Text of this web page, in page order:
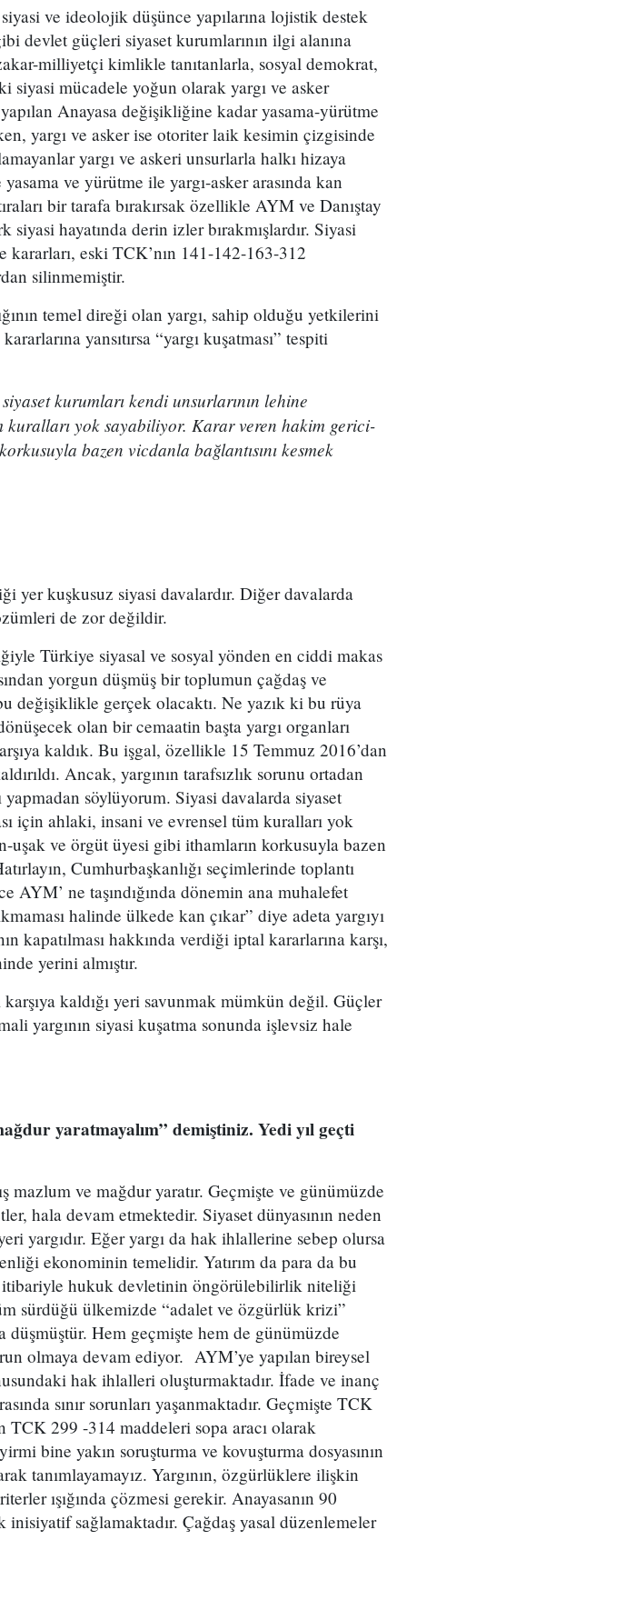
ve ideolojik düşünce yapılarına lojistik destek
devlet güçleri siyaset kurumlarının ilgi alanına
milliyetçi kimlikle tanıtanlarla, sosyal demokrat,
siyasi mücadele yoğun olarak yargı ve asker
Anayasa değişikliğine kadar yasama-yürütme
yargı ve asker ise otoriter laik kesimin çizgisinde
yargı ve askeri unsurlarla halkı hizaya
ve yürütme ile yargı-asker arasında kan
bir tarafa bırakırsak özellikle AYM ve Danıştay
hayatında derin izler bırakmışlardır. Siyasi
eski TCK’nın 141-142-163-312
silinmemiştir.
temel direği olan yargı, sahip olduğu yetkilerini
yansıtırsa “yargı kuşatması” tespiti
kurumları kendi unsurlarının lehine
kuralları yok sayabiliyor. Karar veren hakim gerici-
bazen vicdanla bağlantısını kesmek
yer kuşkusuz siyasi davalardır. Diğer davalarda
de zor değildir.
Türkiye siyasal ve sosyal yönden en ciddi makas
yorgun düşmüş bir toplumun çağdaş ve
değişiklikle gerçek olacaktı. Ne yazık ki bu rüya
olan bir cemaatin başta yargı organları
kaldık. Bu işgal, özellikle 15 Temmuz 2016’dan
Ancak, yargının tarafsızlık sorunu ortadan
söylüyorum. Siyasi davalarda siyaset
için ahlaki, insani ve evrensel tüm kuralları yok
ve örgüt üyesi gibi ithamların korkusuyla bazen
Cumhurbaşkanlığı seçimlerinde toplantı
AYM’ ne taşındığında dönemin ana muhalefet
halinde ülkede kan çıkar” diye adeta yargıyı
kapatılması hakkında verdiği iptal kararlarına karşı,
yerini almıştır.
kaldığı yeri savunmak mümkün değil. Güçler
yargının siyasi kuşatma sonunda işlevsiz hale
yaratmayalım” demiştiniz. Yedi yıl geçti
ve mağdur yaratır. Geçmişte ve günümüzde
hala devam etmektedir. Siyaset dünyasının neden
yargıdır. Eğer yargı da hak ihlallerine sebep olursa
ekonominin temelidir. Yatırım da para da bu
hukuk devletinin öngörülebilirlik niteliği
sürdüğü ülkemizde “adalet ve özgürlük krizi”
Hem geçmişte hem de günümüzde
olmaya devam ediyor. AYM’ye yapılan bireysel
hak ihlalleri oluşturmaktadır. İfade ve inanç
sınır sorunları yaşanmaktadır. Geçmişte TCK
TCK 299 -314 maddeleri sopa aracı olarak
bine yakın soruşturma ve kovuşturma dosyasının
tanımlayamayız. Yargının, özgürlüklere ilişkin
ışığında çözmesi gerekir. Anayasanın 90
inisiyatif sağlamaktadır. Çağdaş yasal düzenlemeler